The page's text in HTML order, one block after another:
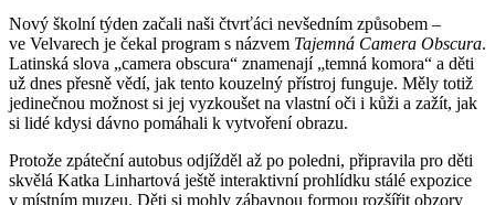
Nový školní týden začali naši čtvrťáci nevšedním způsobem –
ve Velvarech je čekal program s názvem Tajemná Camera Obscura.
Latinská slova „camera obscura“ znamenají „temná komora“ a děti
už dnes přesně vědí, jak tento kouzelný přístroj funguje. Měly totiž
jedinečnou možnost si jej vyzkoušet na vlastní oči i kůži a zažít, jak
si lidé kdysi dávno pomáhali k vytvoření obrazu.
Protože zpáteční autobus odjížděl až po poledni, připravila pro děti
skvělá Katka Linhartová ještě interaktivní prohlídku stálé expozice
v místním muzeu. Děti si mohly zábavnou formou rozšířit obzory